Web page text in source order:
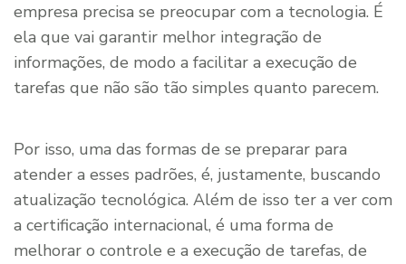
empresa precisa se preocupar com a tecnologia. É
ela que vai garantir melhor integração de
informações, de modo a facilitar a execução de
tarefas que não são tão simples quanto parecem.
Por isso, uma das formas de se preparar para
atender a esses padrões, é, justamente, buscando
atualização tecnológica. Além de isso ter a ver com
a certificação internacional, é uma forma de
melhorar o controle e a execução de tarefas, de